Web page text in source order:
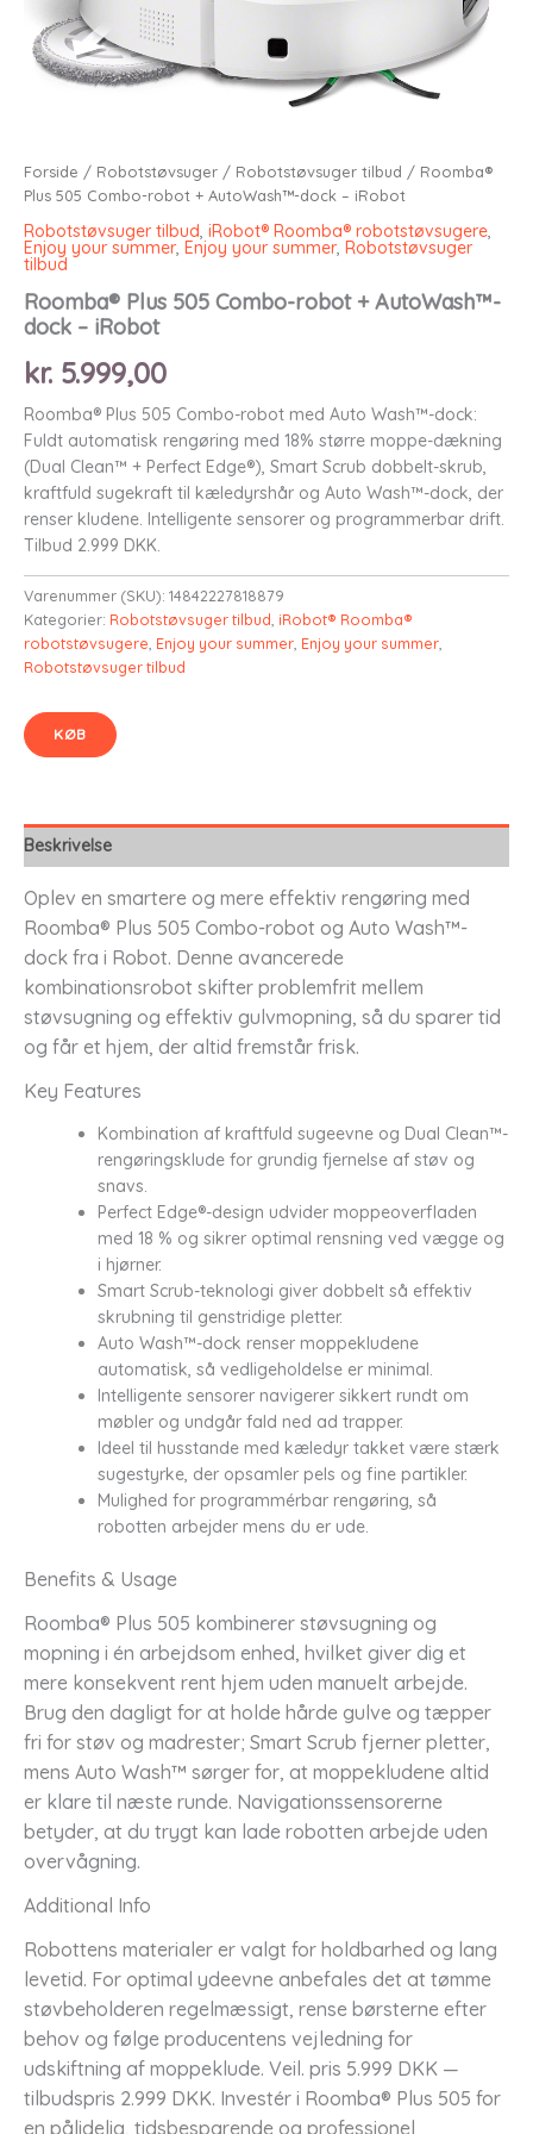
Forside / Robotstøvsuger / Robotstøvsuger tilbud / Roomba®
Plus 505 Combo-robot + AutoWash™-dock – iRobot
Robotstøvsuger tilbud, iRobot® Roomba® robotstøvsugere,
Enjoy your summer, Enjoy your summer, Robotstøvsuger
tilbud
Roomba® Plus 505 Combo-robot + AutoWash™-
dock – iRobot
kr. 5.999,00
Roomba® Plus 505 Combo-robot med Auto Wash™-dock:
Fuldt automatisk rengøring med 18% større moppe-dækning
(Dual Clean™ + Perfect Edge®), Smart Scrub dobbelt-skrub,
kraftfuld sugekraft til kæledyrshår og Auto Wash™-dock, der
renser kludene. Intelligente sensorer og programmerbar drift.
Tilbud 2.999 DKK.
Varenummer (SKU): 14842227818879
Kategorier: Robotstøvsuger tilbud iRobot® Roomba®
robotstøvsugere Enjoy your summer Enjoy your summer
Robotstøvsuger tilbud
KØB
Beskrivelse
Oplev en smartere og mere effektiv rengøring med
Roomba® Plus 505 Combo-robot og Auto Wash™-
dock fra i Robot. Denne avancerede
kombinationsrobot skifter problemfrit mellem
støvsugning og effektiv gulvmopning, så du sparer tid
og får et hjem, der altid fremstår frisk.
Key Features
Kombination af kraftfuld sugeevne og Dual Clean™-
rengøringsklude for grundig fjernelse af støv og
snavs.
Perfect Edge®-design udvider moppeoverfladen
med 18 % og sikrer optimal rensning ved vægge og
i hjørner.
Smart Scrub-teknologi giver dobbelt så effektiv
skrubning til genstridige pletter.
Auto Wash™-dock renser moppekludene
automatisk, så vedligeholdelse er minimal.
Intelligente sensorer navigerer sikkert rundt om
møbler og undgår fald ned ad trapper.
Ideel til husstande med kæledyr takket være stærk
sugestyrke, der opsamler pels og fine partikler.
Mulighed for programmérbar rengøring, så
robotten arbejder mens du er ude.
Benefits & Usage
Roomba® Plus 505 kombinerer støvsugning og
mopning i én arbejdsom enhed, hvilket giver dig et
mere konsekvent rent hjem uden manuelt arbejde.
Brug den dagligt for at holde hårde gulve og tæpper
fri for støv og madrester; Smart Scrub fjerner pletter,
mens Auto Wash™ sørger for, at moppekludene altid
er klare til næste runde. Navigationssensorerne
betyder, at du trygt kan lade robotten arbejde uden
overvågning.
Additional Info
Robottens materialer er valgt for holdbarhed og lang
levetid. For optimal ydeevne anbefales det at tømme
støvbeholderen regelmæssigt, rense børsterne efter
behov og følge producentens vejledning for
udskiftning af moppeklude. Veil. pris 5.999 DKK —
tilbudspris 2.999 DKK. Investér i Roomba® Plus 505 for
en pålidelig, tidsbesparende og professionel